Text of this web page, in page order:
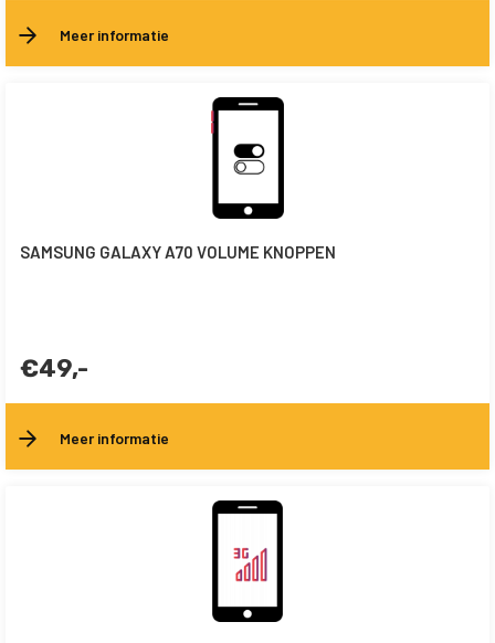
Meer informatie
SAMSUNG GALAXY A70 VOLUME KNOPPEN
€49,-
Meer informatie